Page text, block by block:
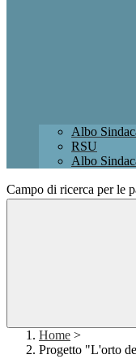
Albo
RSU
Albo
Campo di ricerca per le
Home >
Progetto "L'orto